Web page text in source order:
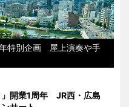
特別企画 屋上演奏や手
」開業1周年 JR西・広島